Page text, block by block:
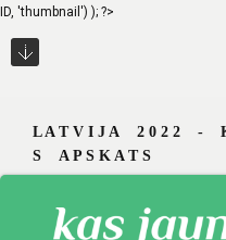
ID, 'thumbnail') ); ?>
L A T V I J A 2 0 2 2 - K
S A P S K A T S